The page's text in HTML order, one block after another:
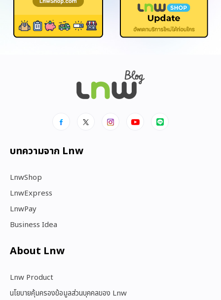
บทความจาก Lnw
LnwShop
LnwExpress
LnwPay
Business Idea
About Lnw​
Lnw Product
นโยบายคุ้มครองข้อมูลส่วนบุคคลของ Lnw